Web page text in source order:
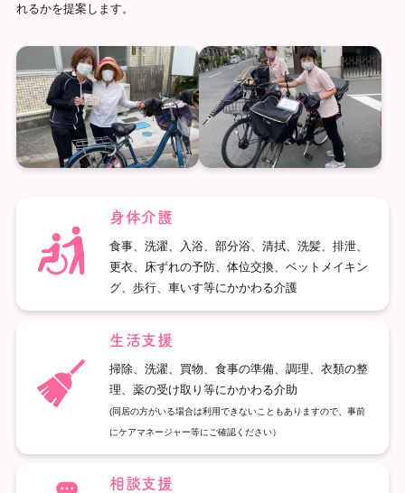
れるかを提案します。
身体介護
食事、洗濯、入浴、部分浴、清拭、洗髪、排泄、
更衣、床ずれの予防、体位交換、ベットメイキン
グ、歩行、車いす等にかかわる介護
生活支援
掃除、洗濯、買物、食事の準備、調理、衣類の整
理、薬の受け取り等にかかわる介助
(同居の方がいる場合は利用できないこともありますので、事前
にケアマネージャー等にご確認ください）
相談支援